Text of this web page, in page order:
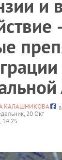
и
КАЛАШНИКОВА
20 Окт
14:25